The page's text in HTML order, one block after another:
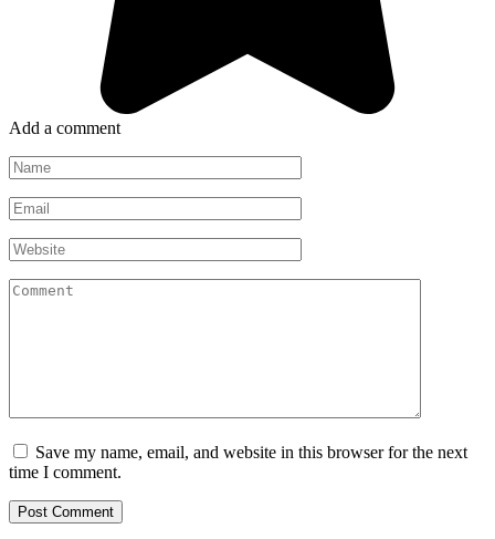
Add a comment
Name
*
Email
*
Website
Comment
Save my name, email, and website in this browser for the next
time I comment.